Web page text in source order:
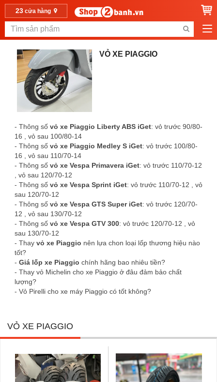
23cửa hàng
VỎ XE PIAGGIO
- Thông số vỏ xe Piaggio Liberty ABS iGet: vỏ trước 90/80-
16 , vỏ sau 100/80-14
- Thông số vỏ xe Piaggio Medley S iGet: vỏ trước 100/80-
16 , vỏ sau 110/70-14
- Thông số vỏ xe Vespa Primavera iGet: vỏ trước 110/70-12
, vỏ sau 120/70-12
- Thông số vỏ xe Vespa Sprint iGet: vỏ trước 110/70-12 , vỏ
sau 120/70-12
- Thông số vỏ xe Vespa GTS Super iGet: vỏ trước 120/70-
12 , vỏ sau 130/70-12
- Thông số vỏ xe Vespa GTV 300: vỏ trước 120/70-12 , vỏ
sau 130/70-12
- Thay vỏ xe Piaggio nên lựa chon loại lốp thương hiệu nào
tốt?
- Giá lốp xe Piaggio chính hãng bao nhiêu tiền?
- Thay vỏ Michelin cho xe Piaggio ở đâu đảm bảo chất
lượng?
- Vỏ Pirelli cho xe máy Piaggio có tốt không?
VỎ XE PIAGGIO